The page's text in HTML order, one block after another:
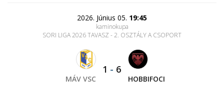
2026. Június 05. 19:45
kaminokupa
SORI LIGA 2026 TAVASZ - 2. OSZTÁLY A CSOPORT
MÁV VSC
1 - 6
HOBBIFOCI